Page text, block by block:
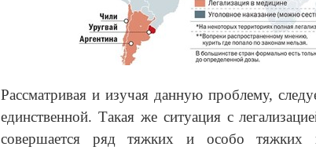
Рассматривая и изучая данную проблему,
единственной. Такая же ситуация с
совершается ряд тяжких и особо тяжких